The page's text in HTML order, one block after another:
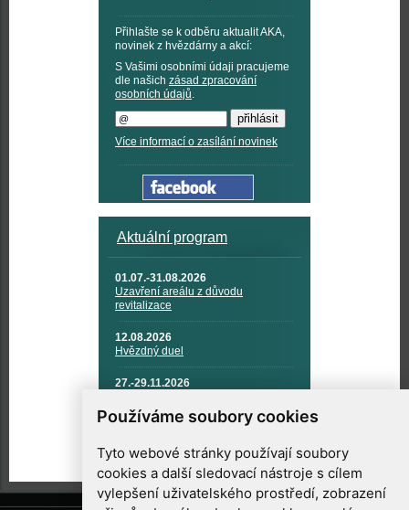
Používáme soubory cookies
Tyto webové stránky používají soubory
cookies a další sledovací nástroje s cílem
vylepšení uživatelského prostředí, zobrazení
Přihlašte se k odběru aktualit AKA,
novinek z hvězdárny a akcí:
S Vašimi osobními údaji pracujeme
dle našich zásad zpracování
osobních údajů.
Více informací o zasílání novinek
Aktuální program
01.07.-31.08.2026
Uzavření areálu z důvodu
revitalizace
12.08.2026
Hvězdný duel
27.-29.11.2026
TECHNIKA A KOSMICKÉ
TECHNOLOGIE